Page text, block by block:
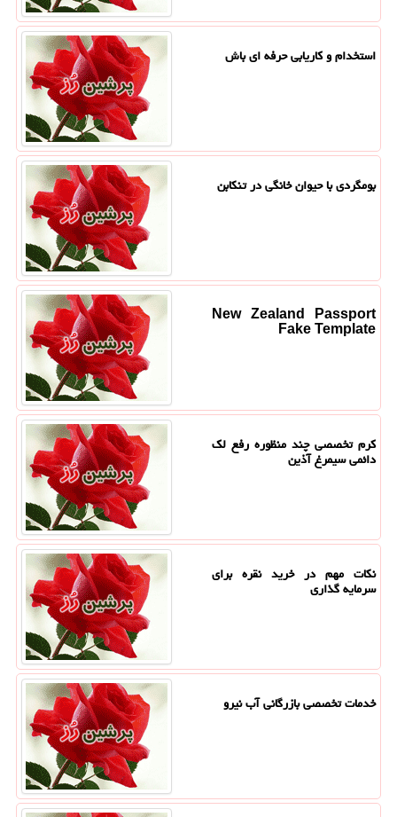
استخدام و کاریابی حرفه ای باش
بومگردی با حیوان خانگی در تنکابن
New Zealand Passport
Fake Template
کرم تخصصی چند منظوره رفع لک
دائمی سیمرغ آذین
نکات مهم در خرید نقره برای
سرمایه گذاری
خدمات تخصصی بازرگانی آب نیرو